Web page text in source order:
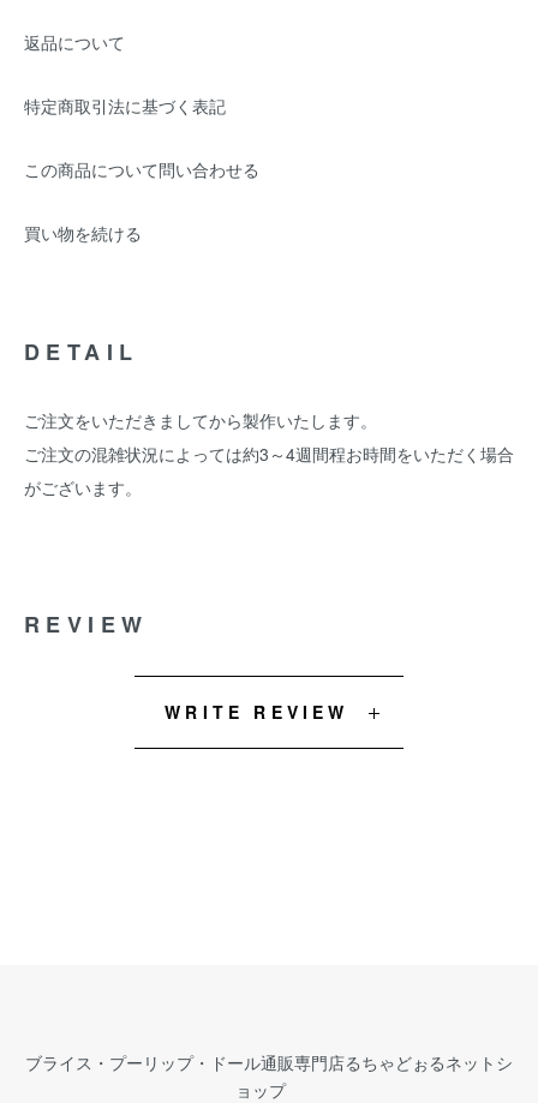
返品について
特定商取引法に基づく表記
この商品について問い合わせる
買い物を続ける
DETAIL
ご注文をいただきましてから製作いたします。
ご注文の混雑状況によっては約3～4週間程お時間をいただく場合
がございます。
REVIEW
WRITE REVIEW
ブライス・プーリップ・ドール通販専門店るちゃどぉるネットシ
ョップ